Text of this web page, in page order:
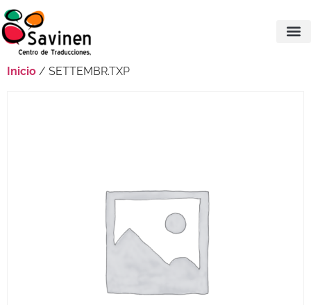
Inicio / SETTEMBR.TXP